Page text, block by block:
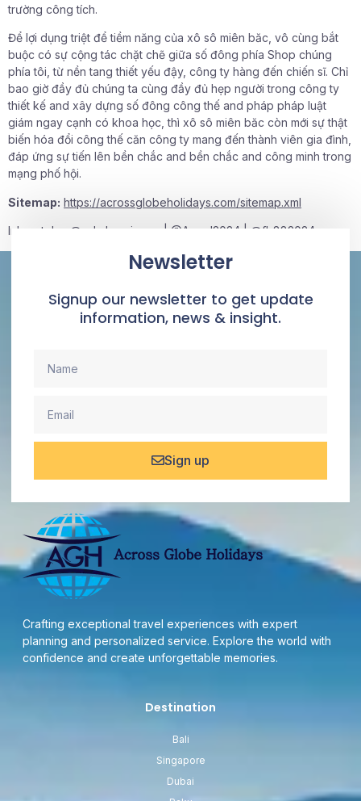
trường công tích.
Để lợi dụng triệt để tiềm năng của xô sô miên băc, vô cùng bắt
buộc có sự cộng tác chặt chẽ giữa số đông phía Shop chúng
phía tôi, từ nền tang thiết yếu đậy, công ty hàng đến chiến sĩ. Chỉ
bao giờ đầy đủ chúng ta cùng đầy đủ hẹp người trong công ty
thiết kế and xây dựng số đông công thế and pháp pháp luật
giám ngay cạnh có khoa học, thì xô sô miên băc còn mới sự thật
biến hóa đổi công thế căn công ty mang đến thành viên gia đình,
đáp ứng sự tiến lên bền chắc and bền chắc and công minh trong
mạng phố hội.
Sitemap: https://acrossglobeholidays.com/sitemap.xml
Inbox tele : @subdomaingov | @Appal2024 | @fb882024
Newsletter
Signup our newsletter to get update
information, news & insight.
Sign up
Crafting exceptional travel experiences with expert
planning and personalized service. Explore the world with
confidence and create unforgettable memories.
Destination
Bali
Singapore
Dubai